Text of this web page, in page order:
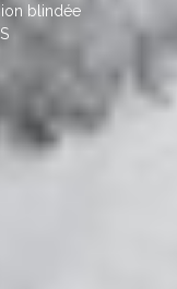
blindée